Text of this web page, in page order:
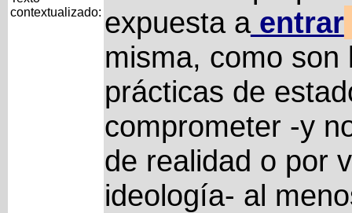
contextualizado: expuesta aentrar
misma, como son
prácticas de
comprometer -y
de realidad o por
ideología- al